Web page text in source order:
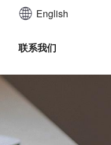
English
联系我们